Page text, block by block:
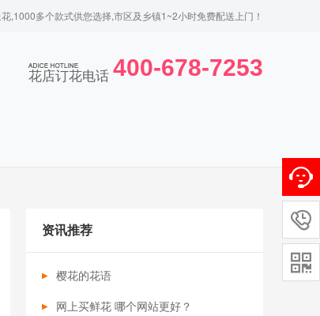
,1000多个款式供您选择,市区及乡镇1~2小时免费配送上门！
花店订花电话 400-678-7253
资讯推荐
樱花的花语
网上买鲜花 哪个网站更好？

